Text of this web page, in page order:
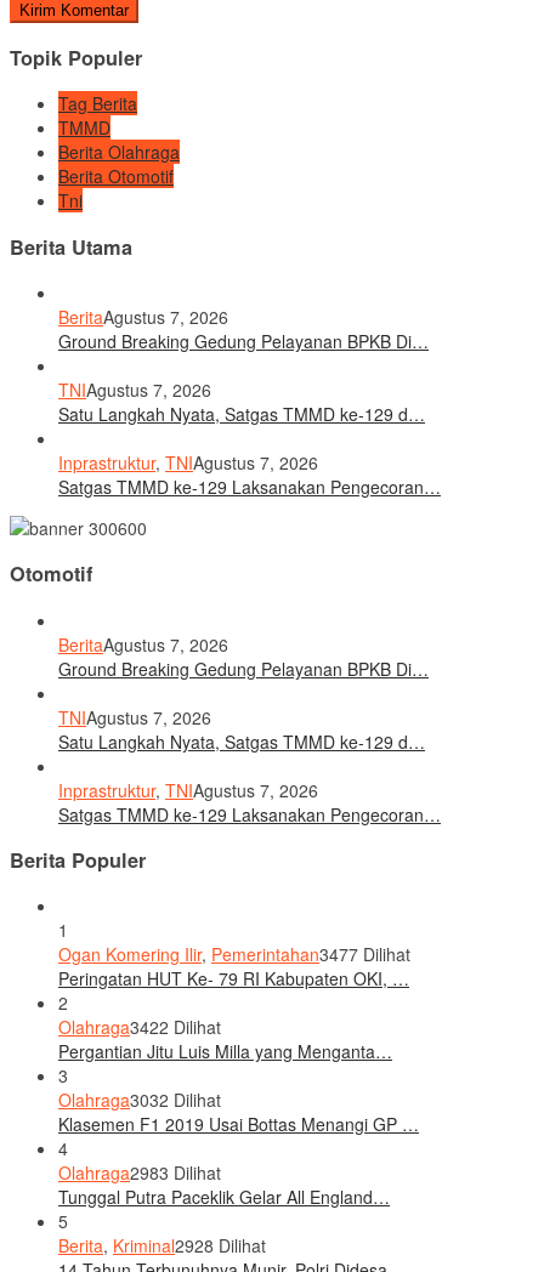
Topik Populer
Tag Berita
TMMD
Berita Olahraga
Berita Otomotif
Tni
Berita Utama
BeritaAgustus 7, 2026
Ground Breaking Gedung Pelayanan BPKB Di…
TNIAgustus 7, 2026
Satu Langkah Nyata, Satgas TMMD ke-129 d…
Inprastruktur, TNIAgustus 7, 2026
Satgas TMMD ke-129 Laksanakan Pengecoran…
Otomotif
BeritaAgustus 7, 2026
Ground Breaking Gedung Pelayanan BPKB Di…
TNIAgustus 7, 2026
Satu Langkah Nyata, Satgas TMMD ke-129 d…
Inprastruktur, TNIAgustus 7, 2026
Satgas TMMD ke-129 Laksanakan Pengecoran…
Berita Populer
1
Ogan Komering Ilir, Pemerintahan3477 Dilihat
Peringatan HUT Ke- 79 RI Kabupaten OKI, …
2
Olahraga3422 Dilihat
Pergantian Jitu Luis Milla yang Menganta…
3
Olahraga3032 Dilihat
Klasemen F1 2019 Usai Bottas Menangi GP …
4
Olahraga2983 Dilihat
Tunggal Putra Paceklik Gelar All England…
5
Berita, Kriminal2928 Dilihat